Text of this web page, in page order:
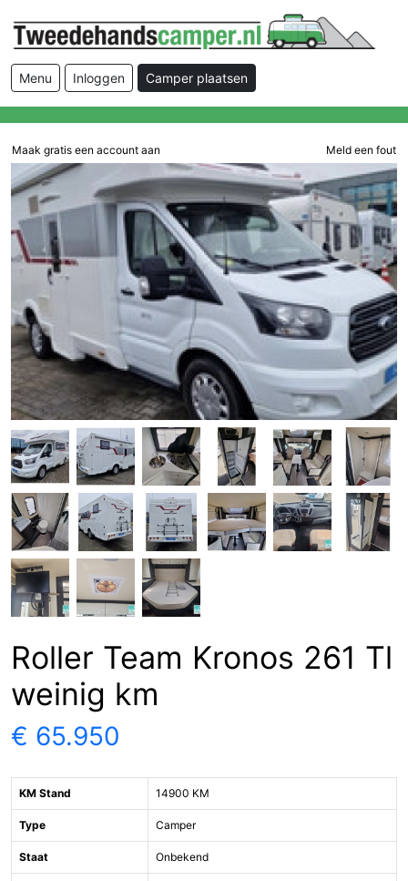
Menu Inloggen Camper plaatsen
Maak gratis een account aan Meld een fout
Roller Team Kronos 261 Tl
weinig km
€ 65.950
KM Stand 14900 KM
Type Camper
Staat Onbekend